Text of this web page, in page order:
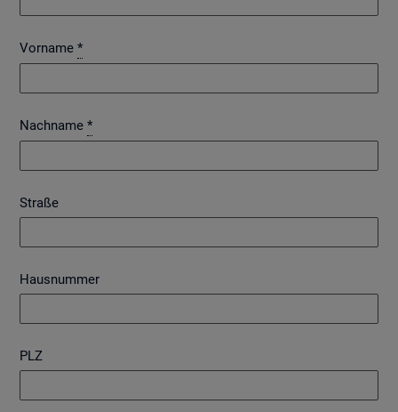
Vorname *
Nachname *
Straße
Hausnummer
PLZ